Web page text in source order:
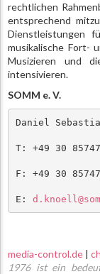
rechtlichen
entsprechend
Dienstleistungen
musikalische Fort-
Musizieren und
intensivieren.
SOMM e. V.
Daniel
T: +49 30
F: +49 30
E:
media-control.de |
1976 ist ein